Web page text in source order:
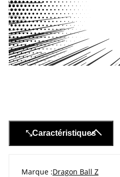
Caractéristiques
Marque Dragon Ball Z